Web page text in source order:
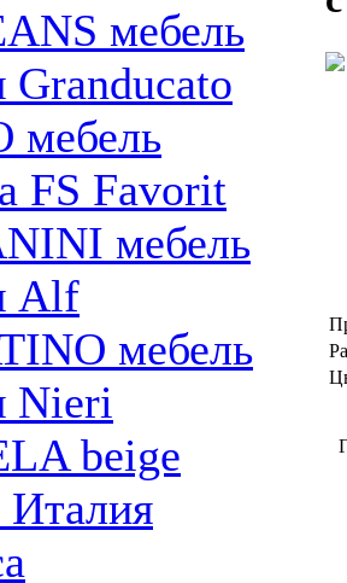
мебель
Granducato
мебель
FS Favorit
мебель
Alf
мебель
Nieri
beige
Италия